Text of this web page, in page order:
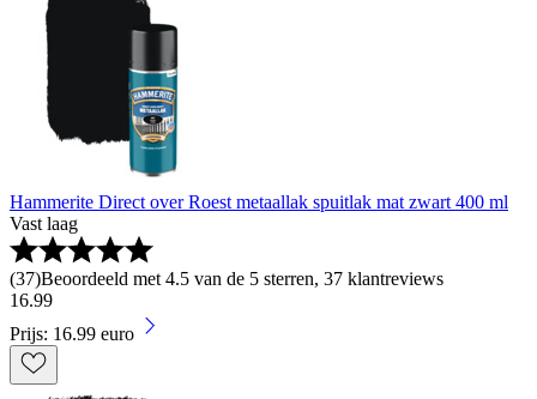
Hammerite Direct over Roest metaallak spuitlak mat zwart 400 ml
Vast laag
(37)Beoordeeld met 4.5 van de 5 sterren, 37 klantreviews
16.99
Prijs: 16.99 euro